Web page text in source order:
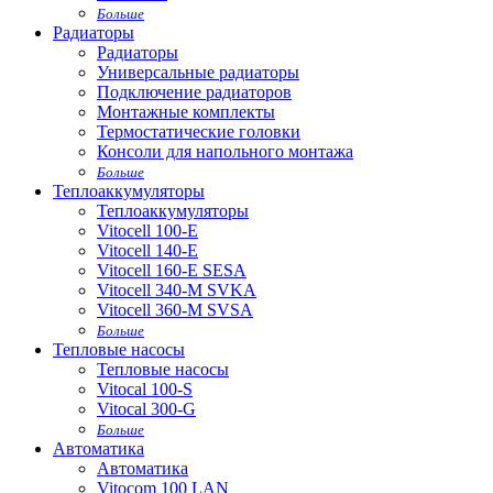
Больше
Радиаторы
Радиаторы
Универсальные радиаторы
Подключение радиаторов
Монтажные комплекты
Термостатические головки
Консоли для напольного монтажа
Больше
Теплоаккумуляторы
Теплоаккумуляторы
Vitocell 100-E
Vitocell 140-E
Vitocell 160-E SESA
Vitocell 340-M SVKA
Vitocell 360-M SVSA
Больше
Тепловые насосы
Тепловые насосы
Vitocal 100-S
Vitocal 300-G
Больше
Автоматика
Автоматика
Vitocom 100 LAN